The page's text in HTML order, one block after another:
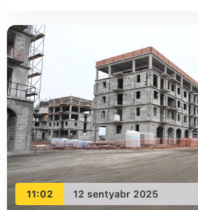
11:02 12 sentyabr 2025